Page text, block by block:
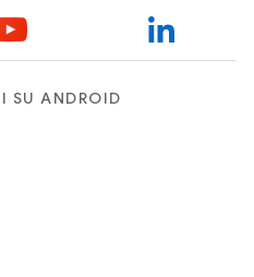
SU ANDROID